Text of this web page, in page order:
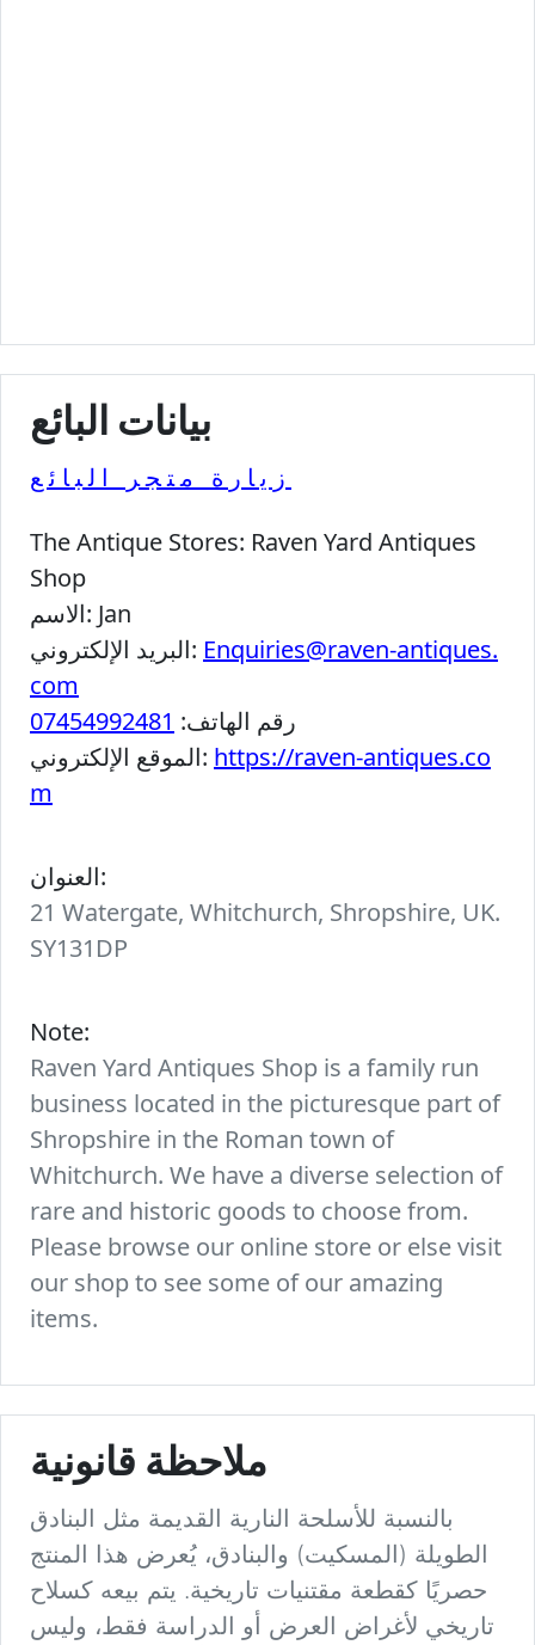
بيانات البائع
زيارة متجر البائع
The Antique Stores: Raven Yard Antiques
Shop
الاسم: Jan
البريد الإلكتروني: Enquiries@raven-antiques.
com
رقم الهاتف: 07454992481
الموقع الإلكتروني: https://raven-antiques.co
m
العنوان:
21 Watergate, Whitchurch, Shropshire, UK.
SY131DP
Note:
Raven Yard Antiques Shop is a family run
business located in the picturesque part of
Shropshire in the Roman town of
Whitchurch. We have a diverse selection of
rare and historic goods to choose from.
Please browse our online store or else visit
our shop to see some of our amazing
items.
ملاحظة قانونية
بالنسبة للأسلحة النارية القديمة مثل البنادق
الطويلة (المسكيت) والبنادق، يُعرض هذا المنتج
حصريًا كقطعة مقتنيات تاريخية. يتم بيعه كسلاح
تاريخي لأغراض العرض أو الدراسة فقط، وليس